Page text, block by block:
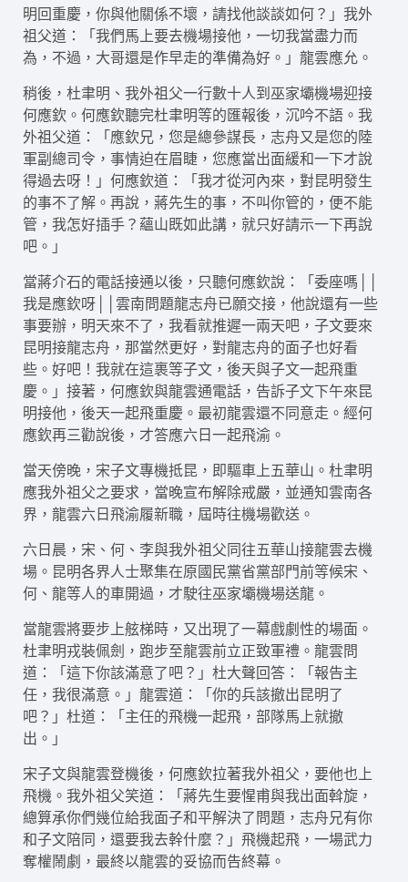
明回重慶，你與他關係不壞，請找他談談如何？」我外
祖父道：「我們馬上要去機場接他，一切我當盡力而
為，不過，大哥還是作早走的準備為好。」龍雲應允。
稍後，杜聿明、我外祖父一行數十人到巫家壩機場迎接
何應欽。何應欽聽完杜聿明等的匯報後，沉吟不語。我
外祖父道：「應欽兄，您是總參謀長，志舟又是您的陸
軍副總司令，事情迫在眉睫，您應當出面緩和一下才說
得過去呀！」何應欽道：「我才從河內來，對昆明發生
的事不了解。再說，蔣先生的事，不叫你管的，便不能
管，我怎好插手？蘊山既如此講，就只好請示一下再說
吧。」
當蔣介石的電話接通以後，只聽何應欽說：「委座嗎││
我是應欽呀││雲南問題龍志舟已願交接，他說還有一些
事要辦，明天來不了，我看就推遲一兩天吧，子文要來
昆明接龍志舟，那當然更好，對龍志舟的面子也好看
些。好吧！我就在這裹等子文，後天與子文一起飛重
慶。」接著，何應欽與龍雲通電話，告訴子文下午來昆
明接他，後天一起飛重慶。最初龍雲還不同意走。經何
應欽再三勸說後，才答應六日一起飛渝。
當天傍晚，宋子文專機抵昆，即驅車上五華山。杜聿明
應我外祖父之要求，當晚宣布解除戒嚴，並通知雲南各
界，龍雲六日飛渝履新職，屆時往機場歡送。
六日晨，宋、何、李與我外祖父同往五華山接龍雲去機
場。昆明各界人士聚集在原國民黨省黨部門前等候宋、
何、龍等人的車開過，才駛往巫家壩機場送龍。
當龍雲將要步上舷梯時，又出現了一幕戲劇性的場面。
杜聿明戎裝佩劍，跑步至龍雲前立正致軍禮。龍雲問
道：「這下你該滿意了吧？」杜大聲回答：「報告主
任，我很滿意。」龍雲道：「你的兵該撤出昆明了
吧？」杜道：「主任的飛機一起飛，部隊馬上就撤
出。」
宋子文與龍雲登機後，何應欽拉著我外祖父，要他也上
飛機。我外祖父笑道：「蔣先生要惺甫與我出面斡旋，
總算承你們幾位給我面子和平解決了問題，志舟兄有你
和子文陪同，還要我去幹什麼？」飛機起飛，一場武力
奪權鬧劇，最終以龍雲的妥協而告終幕。